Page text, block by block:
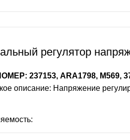
регулятор
237153, ARA1798, M569,
описание: Напряжение